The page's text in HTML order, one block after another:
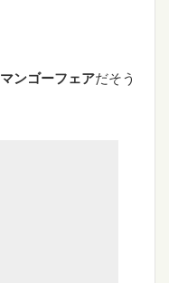
マンゴーフェアだそう